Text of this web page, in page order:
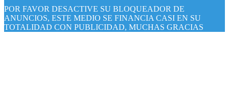
POR FAVOR DESACTIVE SU BLOQUEADOR DE
ANUNCIOS, ESTE MEDIO SE FINANCIA CASI EN SU
TOTALIDAD CON PUBLICIDAD, MUCHAS GRACIAS